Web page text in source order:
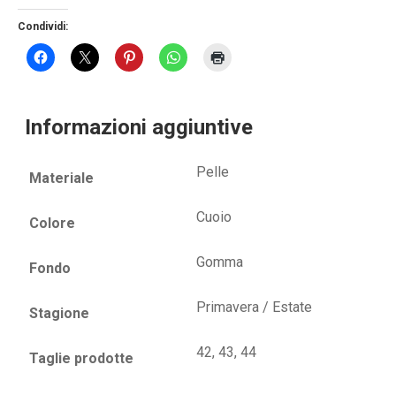
Condividi:
Informazioni aggiuntive
Materiale Pelle
Colore Cuoio
Fondo Gomma
Stagione Primavera / Estate
Taglie prodotte 42, 43, 44